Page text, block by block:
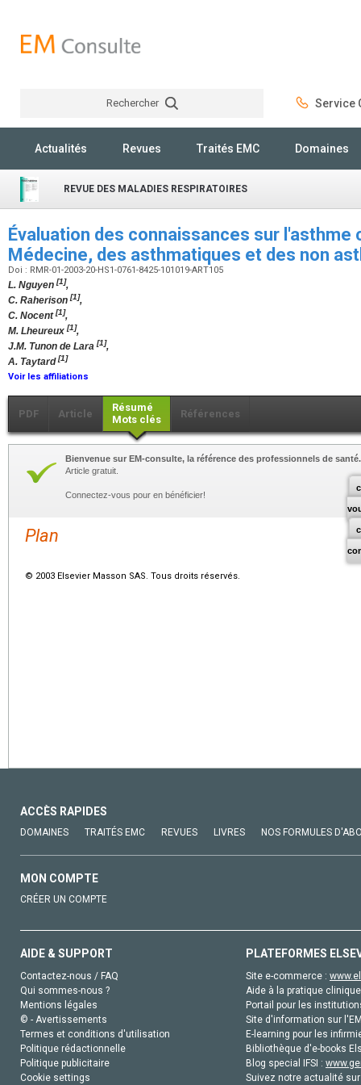
Rechercher Service
Actualités Revues Traités EMC Domaines
REVUE DES MALADIES RESPIRATOIRES
Évaluation des connaissances sur l'asthme
Médecine, des asthmatiques et des non
Doi : RMR-01-2003-20-HS1-0761-8425-101019-ART105
L. Nguyen [1],
C. Raherison [1],
C. Nocent[1],
M. Lheureux [1],
J.M. Tunon de Lara [1],
A. Taytard[1]
Voir les affiliations
PDF Article
Résumé
Mots clés
Références
Bienvenue sur EM-consulte, la référence des professionnels de santé.
Article gratuit.
Connectez-vous pour en bénéficier!
Plan
© 2003 Elsevier Masson SAS. Tous droits réservés.
ACCÈS RAPIDES
DOMAINES TRAITÉS EMC REVUES LIVRES NOS FORMULES
MON COMPTE
CRÉER UN COMPTE
AIDE & SUPPORT
Contactez-nous / FAQ
Qui sommes-nous ?
Mentions légales
© - Avertissements
Termes et conditions d'utilisation
Politique rédactionnelle
Politique publicitaire
Cookie settings
PLATEFORMES
Site e-commerce :
Aide à la pratique
Portail pour les
Site d'information sur
E-learning pour les
Bibliothèque d'e-books
Blog special IFSI :
Suivez notre actualité